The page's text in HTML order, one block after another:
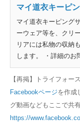
マイ道衣キーピ
マイ道衣キーピング
ーウェア等を、クリ
リアには私物の収納
します。 ・詳細のお
【再掲】トライフォー
Facebookページを作成
グ動画などもここで共
https://